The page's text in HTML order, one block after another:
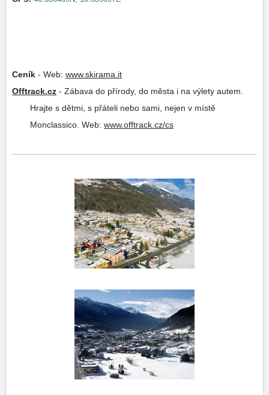
Ceník - Web: www.skirama.it
Offtrack.cz - Zábava do přírody, do města i na výlety autem.
Hrajte s dětmi, s přáteli nebo sami, nejen v místě
Monclassico. Web: www.offtrack.cz/cs